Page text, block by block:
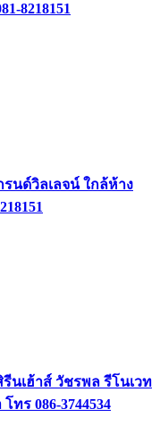
8218151
นด์วิลเลจน์ ใกล้ห้าง
นเฮ้าส์ วัชรพล รีโนเวท
ร 086-3744534